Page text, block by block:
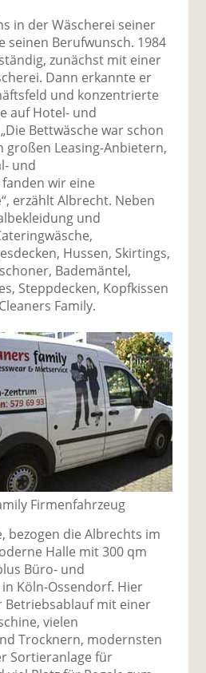
in der Wäscherei seiner
seinen Berufwunsch. 1984
zunächst mit einer
Dann erkannte er
und konzentrierte
auf Hotel- und
Bettwäsche war schon
großen Leasing-Anbietern,
und
wir eine
erzählt Albrecht. Neben
und
Hussen, Skirtings,
Bademäntel,
Steppdecken, Kopfkissen
Family.
Firmenfahrzeug
bezogen die Albrechts im
Halle mit 300 qm
Büro- und
Köln-Ossendorf. Hier
Betriebsablauf mit einer
vielen
Trocknern, modernsten
Sortieranlage für